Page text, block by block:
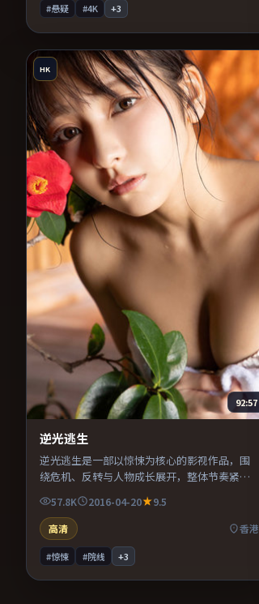
#悬疑 #4K +3
HK
92:57
逆光逃生
逆光逃生是一部以惊悚为核心的影视作品，围
绕危机、反转与人物成长展开，整体节奏紧
凑，值得推荐观看。
57.8K 2016-04-20
9.5
高清
香港
#惊悚 #院线 +3